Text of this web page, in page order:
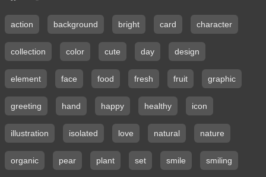
action background bright card character
collection color cute day design
element face food fresh fruit graphic
greeting hand happy healthy icon
illustration isolated love natural nature
organic pear plant set smile smiling